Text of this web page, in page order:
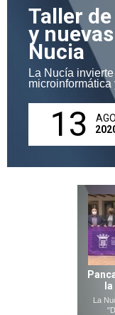
Taller
y
Nucia
La Nucía
13
AGO.
La